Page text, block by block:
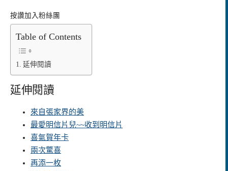
按讚加入粉絲團
Table of Contents
延伸閱讀
延伸閱讀
來自張家界的美
最愛明信片兒~~收到明信片
喜氣賀年卡
兩次驚喜
再添一枚